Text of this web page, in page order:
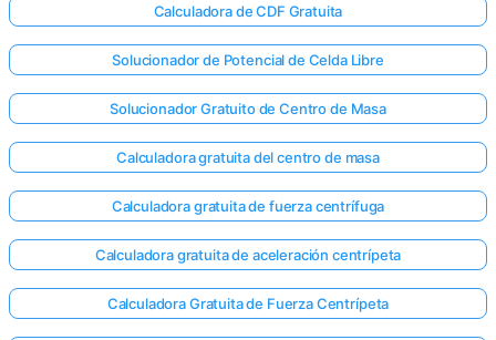
Calculadora de CDF Gratuita
Solucionador de Potencial de Celda Libre
Solucionador Gratuito de Centro de Masa
Calculadora gratuita del centro de masa
Calculadora gratuita de fuerza centrífuga
Calculadora gratuita de aceleración centrípeta
Calculadora Gratuita de Fuerza Centrípeta